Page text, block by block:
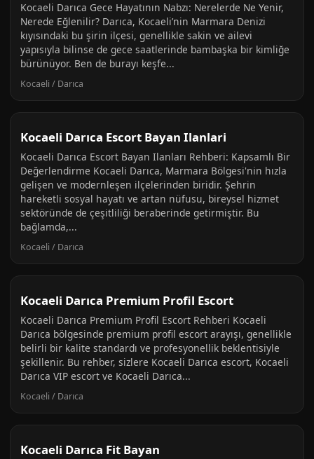
Kocaeli Darıca Gece Hayatının Nabzı: Nerelerde Ne Yenir,
Nerede Eğlenilir? Darıca, Kocaeli’nin Marmara Denizi
kıyısındaki bu şirin ilçesi, genellikle sakin ve ailevi
yapısıyla bilinse de gece saatlerinde bambaşka bir kimliğe
bürünüyor. Ben de burayı keşfe...
Kocaeli / Darıca
Kocaeli Darıca Escort Bayan Ilanlari
Kocaeli Darıca Escort Bayan Ilanları Rehberi: Kapsamlı Bir
Değerlendirme Kocaeli Darıca, Marmara Bölgesi'nin hızla
gelişen ve modernleşen ilçelerinden biridir. Şehrin
hareketli sosyal hayatı ve artan nüfusu, bireysel hizmet
sektöründe de çeşitliliği beraberinde getirmiştir. Bu
bağlamda,...
Kocaeli / Darıca
Kocaeli Darıca Premium Profil Escort
Kocaeli Darıca Premium Profil Escort Rehberi Kocaeli
Darıca bölgesinde premium profil escort arayışı, genellikle
belirli bir kalite standardı ve profesyonellik beklentisiyle
şekillenir. Bu rehber, sizlere Kocaeli Darıca escort, Kocaeli
Darıca VIP escort ve Kocaeli Darıca...
Kocaeli / Darıca
Kocaeli Darıca Fit Bayan